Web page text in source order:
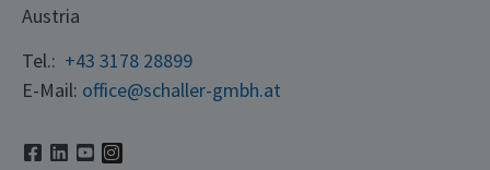
Austria
Tel.: +43 3178 28899
E-Mail: office@schaller-gmbh.at